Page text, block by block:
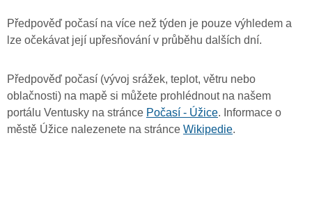
Předpověď počasí na více než týden je pouze výhledem a
lze očekávat její upřesňování v průběhu dalších dní.
Předpověď počasí (vývoj srážek, teplot, větru nebo
oblačnosti) na mapě si můžete prohlédnout na našem
portálu Ventusky na stránce Počasí - Úžice. Informace o
městě Úžice nalezenete na stránce Wikipedie.